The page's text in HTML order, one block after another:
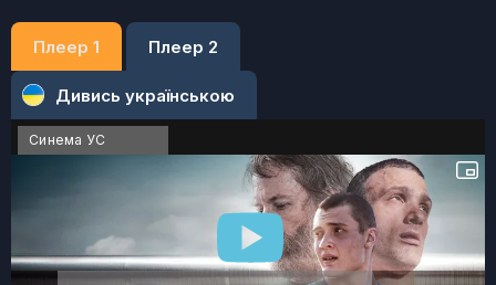
Плеер 1 Плеер 2
Дивись українською
Синема УС